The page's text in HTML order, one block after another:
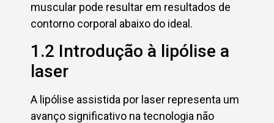
muscular pode resultar em resultados de
contorno corporal abaixo do ideal.
1.2 Introdução à lipólise a
laser
A lipólise assistida por laser representa um
avanço significativo na tecnologia não